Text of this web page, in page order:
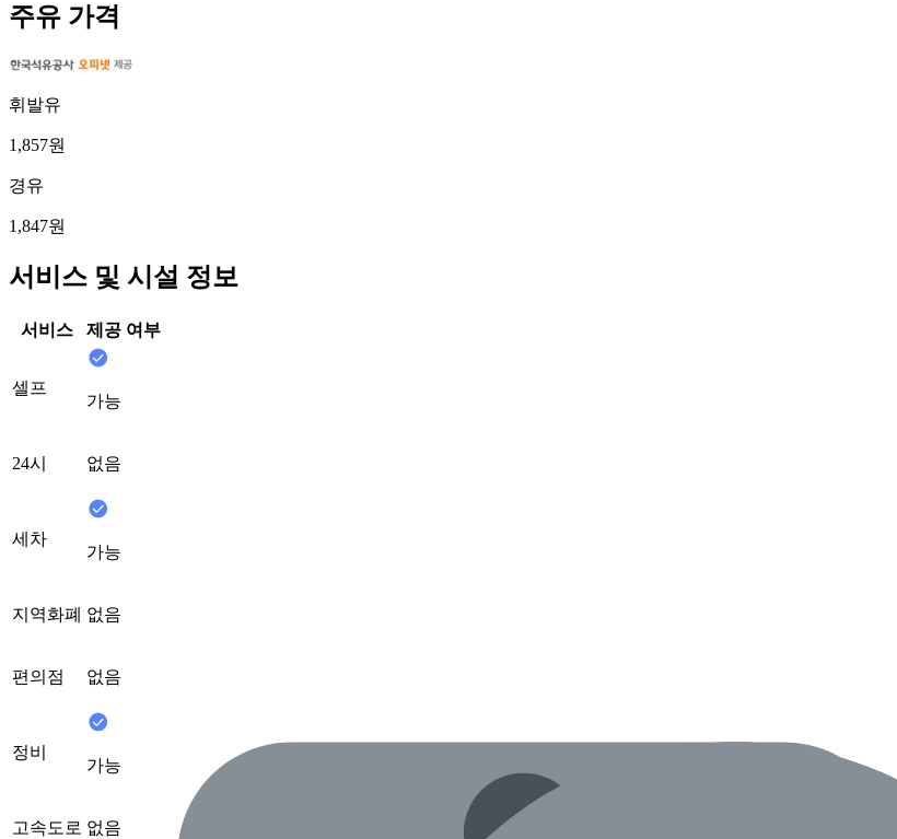
주유 가격
휘발유
1,857원
경유
1,847원
서비스 및 시설 정보
서비스 제공 여부
셀프
가능
24시 없음
세차
가능
지역화폐 없음
편의점 없음
정비
가능
고속도로 없음